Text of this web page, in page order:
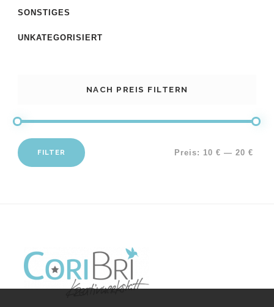
SONSTIGES
UNKATEGORISIERT
NACH PREIS FILTERN
FILTER Preis: 10 € — 20 €